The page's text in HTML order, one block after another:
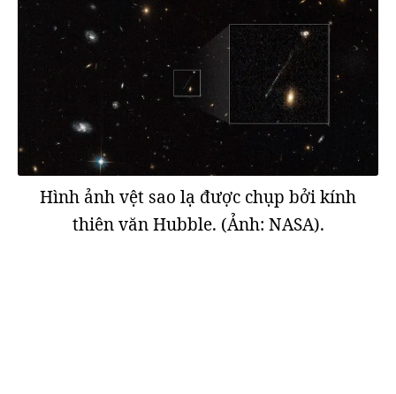
Hình ảnh vệt sao lạ được chụp bởi kính
thiên văn Hubble. (Ảnh: NASA).